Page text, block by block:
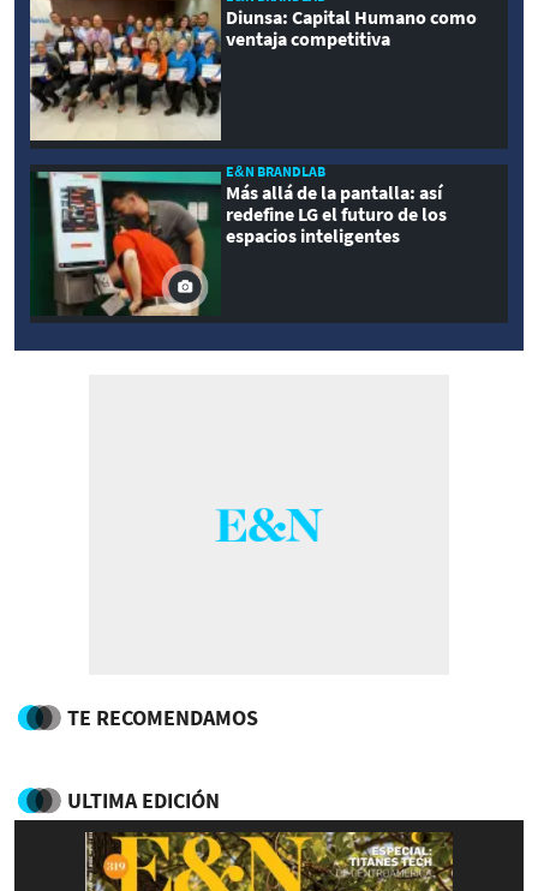
Diunsa: Capital Humano como
ventaja competitiva
E&N BRANDLAB
Más allá de la pantalla: así
redefine LG el futuro de los
espacios inteligentes
TE RECOMENDAMOS
ULTIMA EDICIÓN